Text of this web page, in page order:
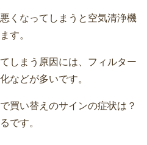
くなってしまうと空気清浄機
す。
しまう原因には、フィルター
などが多いです。
買い替えのサインの症状は？
です。